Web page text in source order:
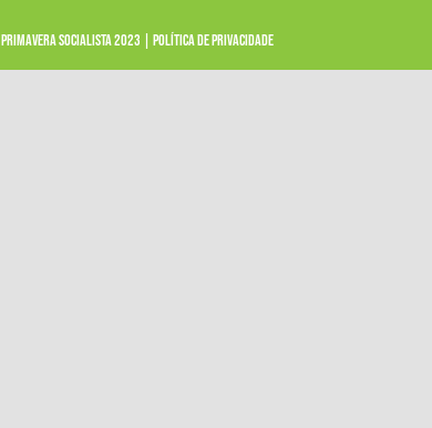
PRIMAVERA SOCIALISTA 2023 | POLÍTICA DE PRIVACIDADE